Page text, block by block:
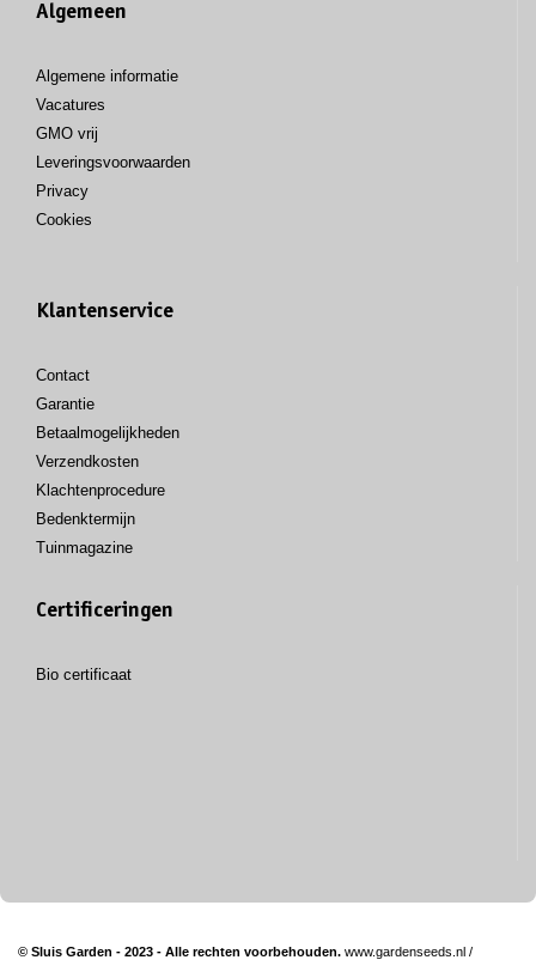
Algemeen
Algemene informatie
Vacatures
GMO vrij
Leveringsvoorwaarden
Privacy
Cookies
Klantenservice
Contact
Garantie
Betaalmogelijkheden
Verzendkosten
Klachtenprocedure
Bedenktermijn
Tuinmagazine
Certificeringen
Bio certificaat
© Sluis Garden - 2023 - Alle rechten voorbehouden. www.gardenseeds.nl /